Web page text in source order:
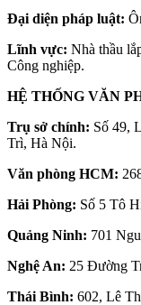
Đại diện pháp luật:
Lĩnh vực: Nhà thầu
Công nghiệp.
HỆ THỐNG VĂN
Trụ sở chính: Số 49,
Trì, Hà Nội.
Văn phòng HCM:
Hải Phòng: Số 5 Tô
Quảng Ninh: 701
Nghệ An: 25 Đường
Thái Bình: 602, Lê